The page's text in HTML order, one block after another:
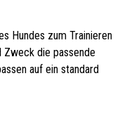
Hundes zum Trainieren
Zweck die passende
auf ein standard